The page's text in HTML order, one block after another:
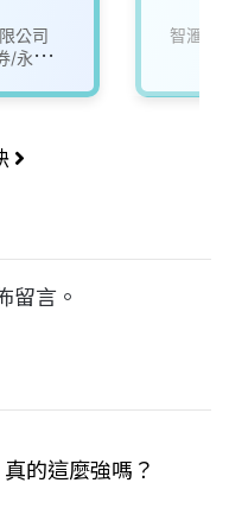
公司
/永豐
智滙科
留言。
的這麼強嗎？